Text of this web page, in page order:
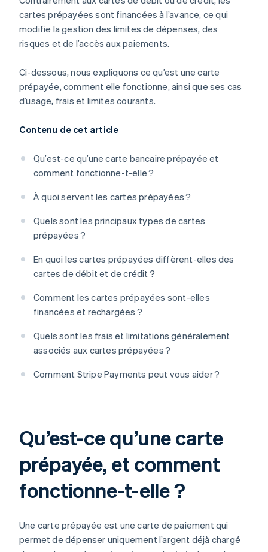
cartes prépayées sont financées à l’avance, ce qui
modifie la gestion des limites de dépenses, des
risques et de l’accès aux paiements.
Ci-dessous, nous expliquons ce qu’est une carte
prépayée, comment elle fonctionne, ainsi que ses cas
d’usage, frais et limites courants.
Contenu de cet article
Qu’est-ce qu’une carte bancaire prépayée et
comment fonctionne-t-elle ?
À quoi servent les cartes prépayées ?
Quels sont les principaux types de cartes
prépayées ?
En quoi les cartes prépayées diffèrent-elles des
cartes de débit et de crédit ?
Comment les cartes prépayées sont-elles
financées et rechargées ?
Quels sont les frais et limitations généralement
associés aux cartes prépayées ?
Comment Stripe Payments peut vous aider ?
Qu’est-ce qu’une carte
prépayée, et comment
fonctionne-t-elle ?
Une carte prépayée est une carte de paiement qui
permet de dépenser uniquement l’argent déjà chargé